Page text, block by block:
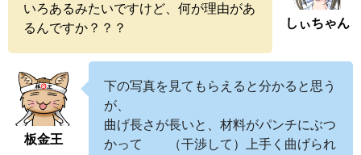
しぃちゃん
いろあるみたいですけど、何が理由があ
るんですか？？？
板金王
下の写真を見てもらえると分かると思う
が、
曲げ長さが長いと、材料がパンチにぶつ
かって （干渉して）上手く曲げられ